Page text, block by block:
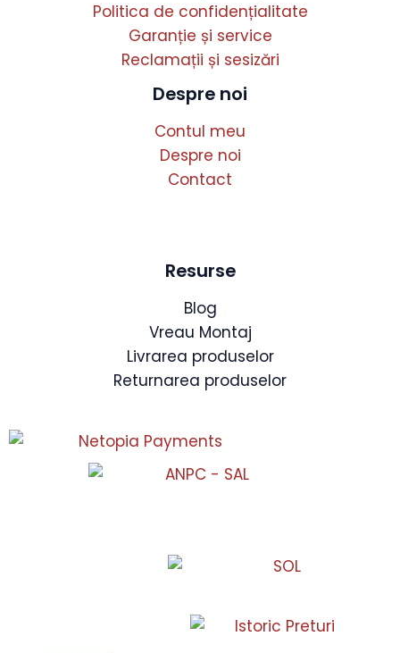
Politica de confidențialitate
Garanție și service
Reclamații și sesizări
Despre noi
Contul meu
Despre noi
Contact
Resurse
Blog
Vreau Montaj
Livrarea produselor
Returnarea produselor